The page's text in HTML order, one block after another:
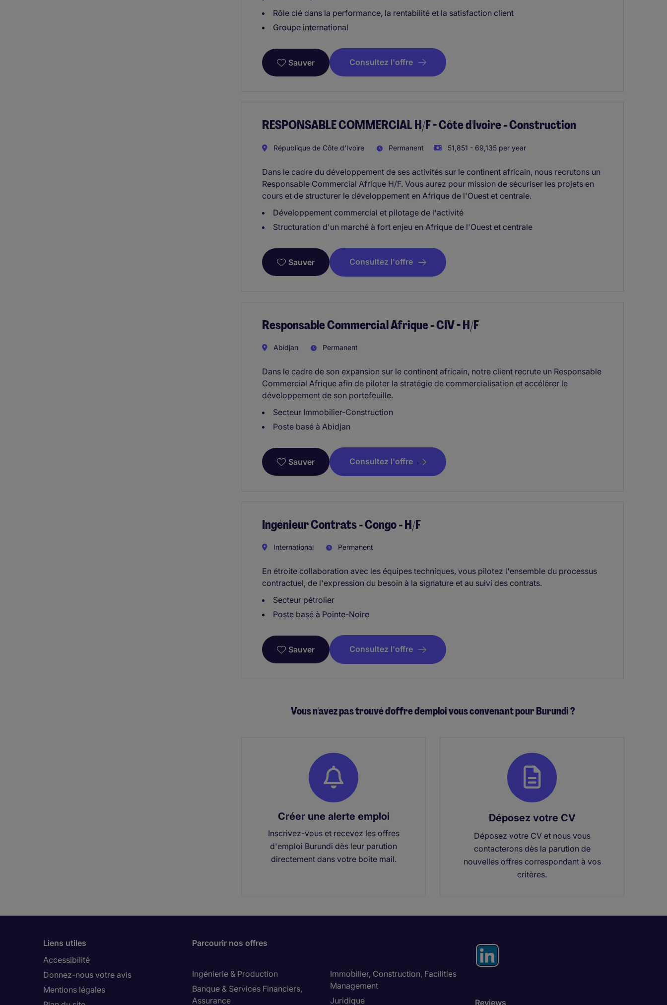
Rôle clé dans la performance, la rentabilité et la satisfaction client
Groupe international
Sauver Consultez l'offre
RESPONSABLE COMMERCIAL H/F - Côte d'Ivoire - Construction
République de Côte d'Ivoire Permanent 51,851 - 69,135 per year
Dans le cadre du développement de ses activités sur le continent africain, nous recrutons un
Responsable Commercial Afrique H/F. Vous aurez pour mission de sécuriser les projets en
cours et de structurer le développement en Afrique de l'Ouest et centrale.
Développement commercial et pilotage de l'activité
Structuration d'un marché à fort enjeu en Afrique de l'Ouest et centrale
Sauver Consultez l'offre
Responsable Commercial Afrique - CIV - H/F
Abidjan Permanent
Dans le cadre de son expansion sur le continent africain, notre client recrute un Responsable
Commercial Afrique afin de piloter la stratégie de commercialisation et accélérer le
développement de son portefeuille.
Secteur Immobilier-Construction
Poste basé à Abidjan
Sauver Consultez l'offre
Ingénieur Contrats - Congo - H/F
International Permanent
En étroite collaboration avec les équipes techniques, vous pilotez l'ensemble du processus
contractuel, de l'expression du besoin à la signature et au suivi des contrats.
Secteur pétrolier
Poste basé à Pointe-Noire
Sauver Consultez l'offre
Vous n'avez pas trouvé d'offre d'emploi vous convenant pour Burundi ?
Créer une alerte emploi
Inscrivez-vous et recevez les offres
d'emploi Burundi dès leur parution
directement dans votre boite mail.
Déposez votre CV
Déposez votre CV et nous vous
contacterons dès la parution de
nouvelles offres correspondant à vos
critères.
Liens utiles
Accessibilité
Donnez-nous votre avis
Mentions légales
Parcourir nos offres
Ingénierie & Production
Banque & Services Financiers,
Assurance
Immobilier, Construction, Facilities
Management
Juridique
Reviews